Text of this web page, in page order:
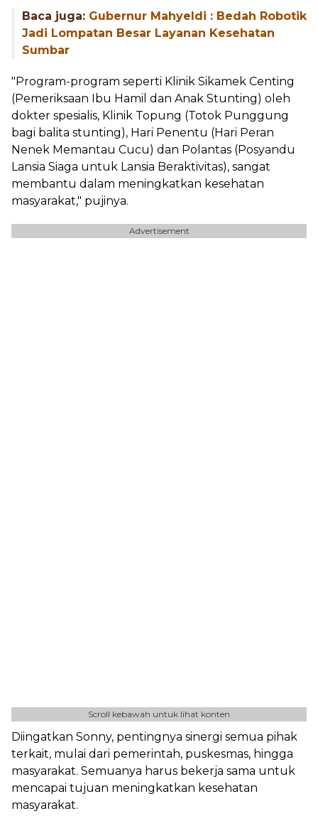
Baca juga: Gubernur Mahyeldi : Bedah Robotik
Jadi Lompatan Besar Layanan Kesehatan
Sumbar
"Program-program seperti Klinik Sikamek Centing
(Pemeriksaan Ibu Hamil dan Anak Stunting) oleh
dokter spesialis, Klinik Topung (Totok Punggung
bagi balita stunting), Hari Penentu (Hari Peran
Nenek Memantau Cucu) dan Polantas (Posyandu
Lansia Siaga untuk Lansia Beraktivitas), sangat
membantu dalam meningkatkan kesehatan
masyarakat," pujinya.
Advertisement
Scroll kebawah untuk lihat konten
Diingatkan Sonny, pentingnya sinergi semua pihak
terkait, mulai dari pemerintah, puskesmas, hingga
masyarakat. Semuanya harus bekerja sama untuk
mencapai tujuan meningkatkan kesehatan
masyarakat.